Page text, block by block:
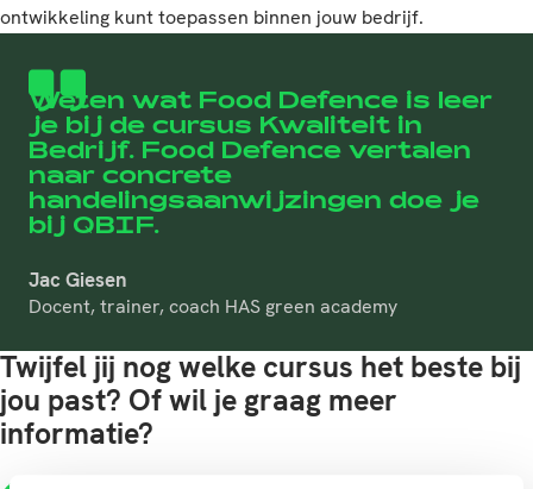
ontwikkeling kunt toepassen binnen jouw bedrijf.
Weten wat Food Defence is leer
je bij de cursus Kwaliteit in
Bedrijf. Food Defence vertalen
naar concrete
handelingsaanwijzingen doe je
bij QBIF.
Jac Giesen
Docent, trainer, coach HAS green academy
Twijfel jij nog welke cursus het beste bij
jou past? Of wil je graag meer
informatie?